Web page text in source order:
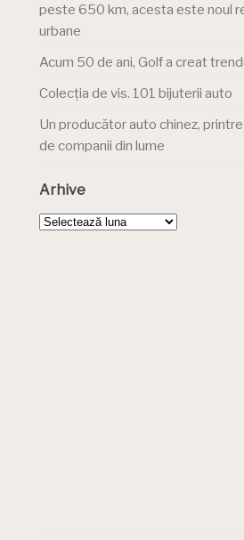
peste 650 km, acesta este noul
urbane
Acum 50 de ani, Golf a creat
Colecția de vis. 101 bijuterii auto
Un producător auto chinez,
de companii din lume
Arhive
Arhive